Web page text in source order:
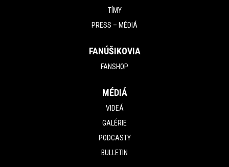
TÍMY
PRESS – MÉDIÁ
FANÚŠIKOVIA
FANSHOP
MÉDIÁ
VIDEÁ
GALÉRIE
PODCASTY
BULLETIN